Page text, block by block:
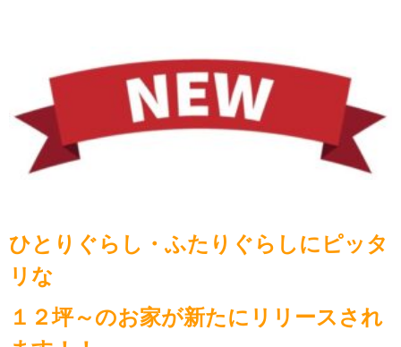
ひとりぐらし・ふたりぐらしにピッタ
リな
１２坪～のお家が新たにリリースされ